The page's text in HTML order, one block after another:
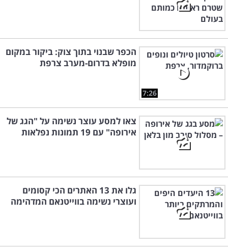
7:26
הכפר שבנוי בתוך צוק: ביקור במקום
מופלא בדרום-מערב צרפת
צאו למסע עוצר נשימה על "הגג של
אירופה" עם 19 תמונות נפלאות
גלו את 13 האתרים הכי קסומים
ועוצרי נשימה בווייטנאם המדהימה